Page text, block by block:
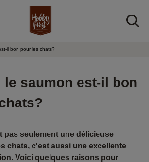
il bon pour les chats?
le saumon est-il bon
pas seulement une délicieuse
chats, c'est aussi une excellente
Voici quelques raisons pour